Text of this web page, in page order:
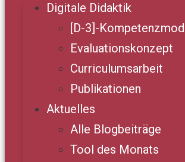
Digitale Didaktik
[D-3]-
Evaluationskonzept
Curriculumsarbeit
Publikationen
Aktuelles
Alle Blogbeiträge
Tool des Monats